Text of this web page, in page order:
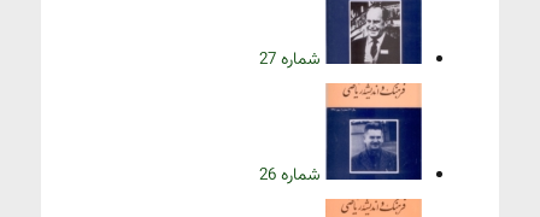
شماره 27
شماره 26